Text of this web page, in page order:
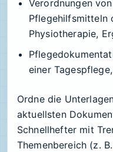
Verordnungen
Pflegehilfsmitteln
Physiotherapie,
einer
Ordne die
aktuellsten
Schnellhefter mit
Themenbereich (z.